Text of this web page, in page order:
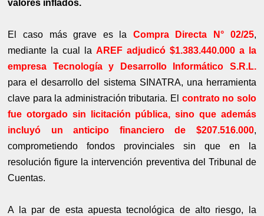
valores inflados.
El caso más grave es la Compra Directa N° 02/25,
mediante la cual la AREF adjudicó $1.383.440.000 a la
empresa Tecnología y Desarrollo Informático S.R.L.
para el desarrollo del sistema SINATRA, una herramienta
clave para la administración tributaria. El contrato no solo
fue otorgado sin licitación pública, sino que además
incluyó un anticipo financiero de $207.516.000,
comprometiendo fondos provinciales sin que en la
resolución figure la intervención preventiva del Tribunal de
Cuentas.
A la par de esta apuesta tecnológica de alto riesgo, la